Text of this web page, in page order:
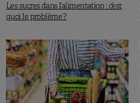
Les sucres dans l’alimentation : c’est
quoi le problème ?